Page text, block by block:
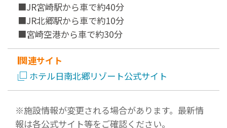
■JR宮崎駅から車で約40分
■JR北郷駅から車で約10分
■宮崎空港から車で約30分
関連サイト
ホテル日南北郷リゾート公式サイト
※施設情報が変更される場合があります。最新情
報は各公式サイト等をご確認ください。